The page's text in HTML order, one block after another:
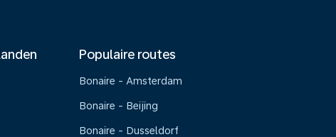
Populaire routes
Bonaire - Amsterdam
Bonaire - Beijing
Bonaire - Dusseldorf